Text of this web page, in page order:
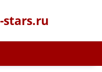
stars.ru